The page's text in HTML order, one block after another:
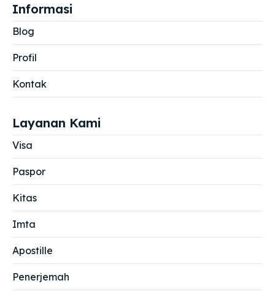
Informasi
Blog
Profil
Kontak
Layanan Kami
Visa
Paspor
Kitas
Imta
Apostille
Penerjemah